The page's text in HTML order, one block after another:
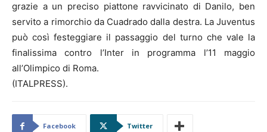
grazie a un preciso piattone ravvicinato di Danilo, ben
servito a rimorchio da Cuadrado dalla destra. La Juventus
può così festeggiare il passaggio del turno che vale la
finalissima contro l’Inter in programma l’11 maggio
all’Olimpico di Roma.
(ITALPRESS).
Facebook Twitter